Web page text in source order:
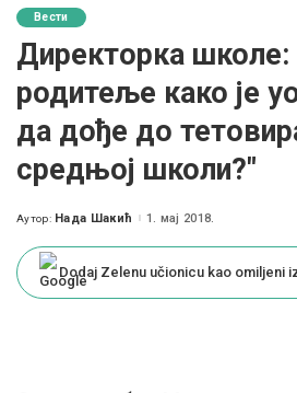
Вести
Директорка школе:
родитеље како је
да дође до
средњој школи?"
Posted
Аутор: Нада Шакић 1. мај 2018.
Dodaj Zelenu učionicu kao omiljeni